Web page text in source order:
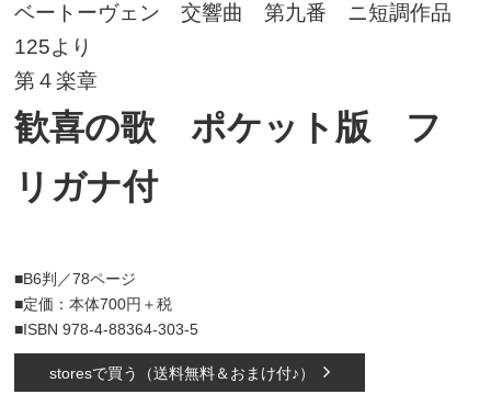
ベートーヴェン 交響曲 第九番 ニ短調作品
125より
第４楽章
歓喜の歌 ポケット版 フ
リガナ付
■B6判／78ページ
■定価：本体700円＋税
■ISBN 978-4-88364-303-5
storesで買う（送料無料＆おまけ付♪）